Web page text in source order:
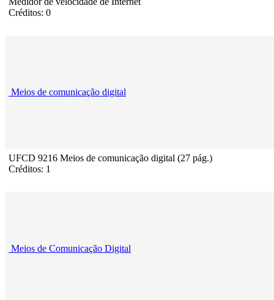
Créditos: 0
Meios de comunicação digital
UFCD 9216 Meios de comunicação digital (27 pág.)
Créditos: 1
Meios de Comunicação Digital